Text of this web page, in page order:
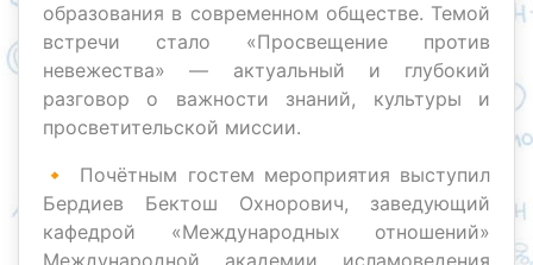
образования в современном обществе. Темой
встречи стало «Просвещение против
невежества» — актуальный и глубокий
разговор о важности знаний, культуры и
просветительской миссии.
🔸 Почётным гостем мероприятия выступил
Бердиев Бектош Охнорович, заведующий
кафедрой «Международных отношений»
Международной академии исламоведения